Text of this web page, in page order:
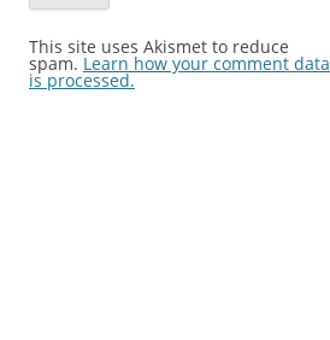
This site uses Akismet to reduce
spam. Learn how your comment data
is processed.